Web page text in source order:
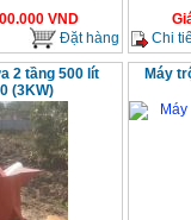
VND
Đặt hàng
Chi
2 tầng 500 lít
(3KW)
Máy